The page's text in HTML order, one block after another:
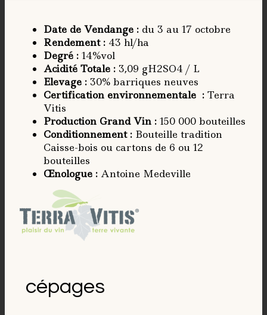
Date de Vendange : du 3 au 17 octobre
Rendement : 43 hl/ha
Degré : 14%vol
Acidité Totale : 3,09 gH2SO4 / L
Elevage : 30% barriques neuves
Certification environnementale : Terra
Vitis
Production Grand Vin : 150 000 bouteilles
Conditionnement : Bouteille tradition
Caisse-bois ou cartons de 6 ou 12
bouteilles
Œnologue : Antoine Medeville
cépages